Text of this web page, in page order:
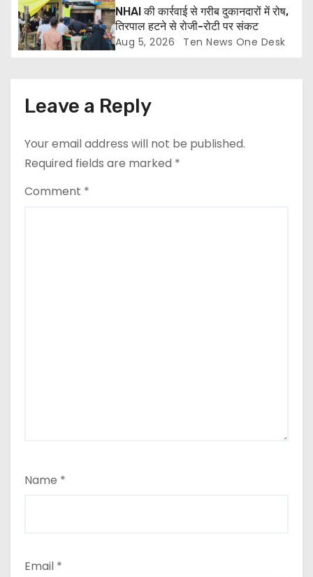
NHAI की कार्रवाई से गरीब दुकानदारों में रोष,
तिरपाल हटने से रोजी-रोटी पर संकट
Aug 5, 2026 Ten News One Desk
Leave a Reply
Your email address will not be published.
Required fields are marked *
Comment *
Name *
Email *